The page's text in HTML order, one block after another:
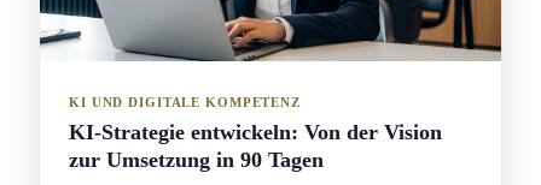
KI UND DIGITALE KOMPETENZ
KI-Strategie entwickeln: Von der Vision
zur Umsetzung in 90 Tagen